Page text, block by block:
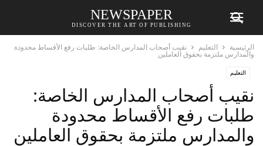
NEWSPAPER
DISCOVER THE ART OF PUBLISHING
الرئيسية التعليم
نقيب أصحاب المدارس الخاصة: طلبات رفع الأقساط محدودة
والمدارس ملتزمة بحقوق العاملين
التعليم
نقيب أصحاب المدارس الخاصة:
طلبات رفع الأقساط محدودة
والمدارس ملتزمة بحقوق العاملين